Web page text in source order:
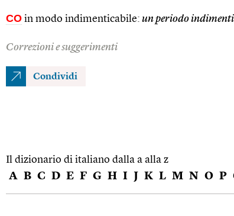
CO in modo indimenticabile: un periodo
Correzioni e suggerimenti
Condividi
Il dizionario di italiano dalla a alla z
A B C D E F G H I J K L M N O P